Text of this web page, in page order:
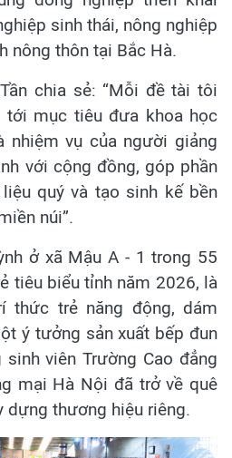
sinh thái, nông nghiệp
nông thôn tại Bắc Hà.
chia sẻ: “Mỗi đề tài tôi
tới mục tiêu đưa khoa học
nhiệm vụ của người giảng
với cộng đồng, góp phần
quý và tạo sinh kế bền
núi”.
ở xã Mậu A - 1 trong 55
tiêu biểu tỉnh năm 2026, là
thức trẻ năng động, dám
ý tưởng sản xuất bếp đun
viên Trường Cao đẳng
mại Hà Nội đã trở về quê
thương hiệu riêng.